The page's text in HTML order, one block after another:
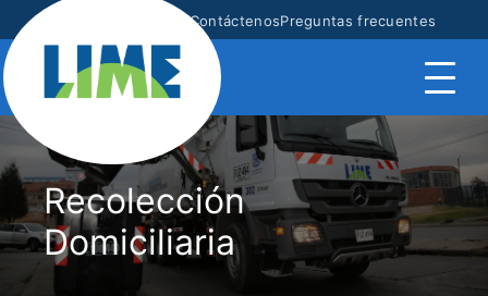
TransparenciaContáctenosPreguntas frecuentes
Recolección
Domiciliaria